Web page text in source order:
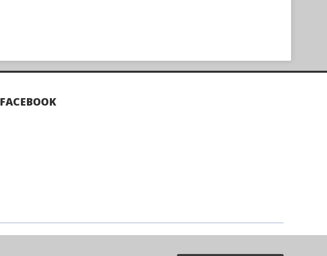
FACEBOOK